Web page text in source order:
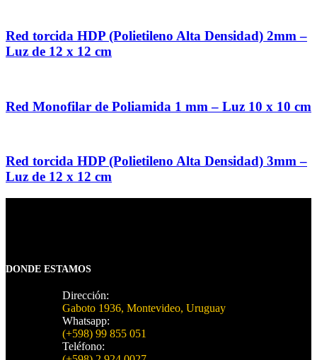
Red torcida HDP (Polietileno Alta Densidad) 2mm –
Luz de 12 x 12 cm
Red Monofilar de Poliamida 1 mm – Luz 10 x 10 cm
Red torcida HDP (Polietileno Alta Densidad) 3mm –
Luz de 12 x 12 cm
DONDE ESTAMOS
Dirección:
Gaboto 1936, Montevideo, Uruguay
Whatsapp:
(+598) 99 855 051
Teléfono: